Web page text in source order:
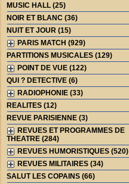
MUSIC HALL (25)
NOIR ET BLANC (36)
NUIT ET JOUR (15)
PARIS MATCH (929)
PARTITIONS MUSICALES (129)
POINT DE VUE (122)
QUI ? DETECTIVE (6)
RADIOPHONIE (33)
REALITES (12)
REVUE PARISIENNE (3)
REVUES ET PROGRAMMES DE
THEATRE (284)
REVUES HUMORISTIQUES (520)
REVUES MILITAIRES (34)
SALUT LES COPAINS (66)